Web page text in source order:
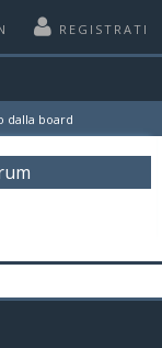
REGISTRATI
dalla board